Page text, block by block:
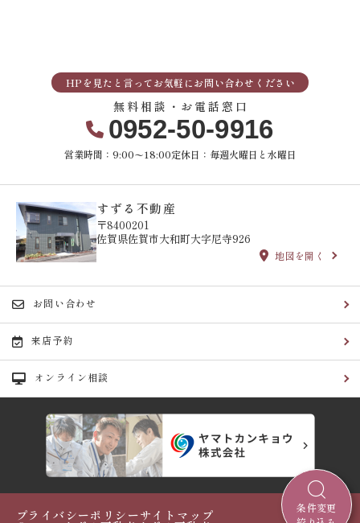
条件変更
HPを見たと言ってお気軽にお問い合わせください
無料相談・お電話窓口
0952-50-9916
営業時間：9:00〜18:00定休日：毎週火曜日と水曜日
すずる不動産
〒8400201
佐賀県佐賀市大和町大字尼寺926
地図を開く
お問い合わせ
来店予約
オンライン相談
プライバシーポリシーサイトマップ